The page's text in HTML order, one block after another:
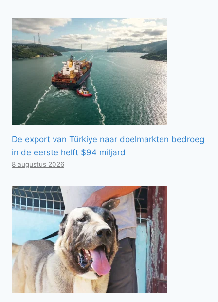
De export van Türkiye naar doelmarkten bedroeg
in de eerste helft $94 miljard
8 augustus 2026